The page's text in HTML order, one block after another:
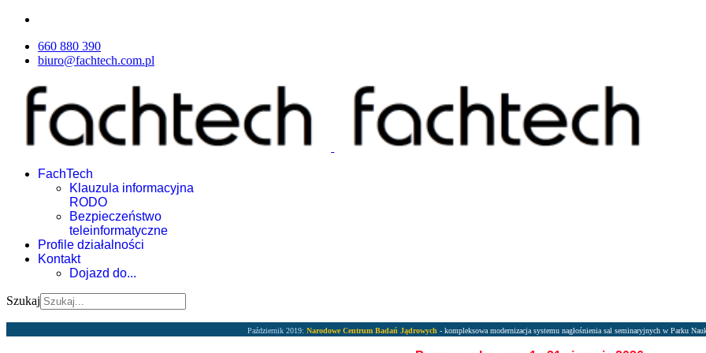
660 880 390
biuro@fachtech.com.pl
FachTech
Klauzula informacyjna
RODO
Bezpieczeństwo
teleinformatyczne
Profile działalności
Kontakt
Dojazd do...
Szukaj
Październik 2019: Narodowe Centrum Badań Jądrowych - kompleksowa modernizacja systemu nagłośnienia sal seminaryjnych w Parku